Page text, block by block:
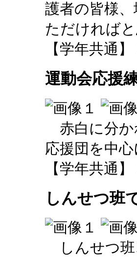
護者の皆様
ただければと
【学年共通
運動会応援
赤白に分か
応援団を中
【学年共通
しんせつ班
しんせつ班